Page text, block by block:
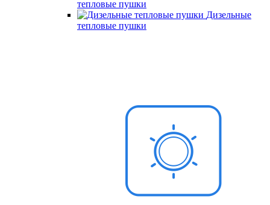
тепловые пушки
Дизельные
тепловые пушки